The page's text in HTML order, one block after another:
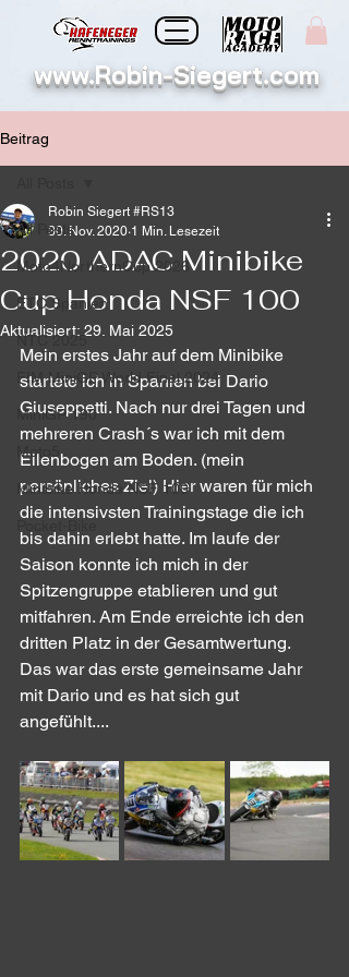
www.Robin-Siegert.com
Beitrag
All Posts
Moto4NorthernCup 2026
ETC Spanien
NTC 2025
FIM MiniGP World Final 2024
MiniGP 190
Moto5
Minibike Honda NSF 100
2020 ADAC Minibike
Cup Honda NSF 100
Robin Siegert #RS13
30. Nov. 2020 1 Min. Lesezeit
Aktualisiert: 29. Mai 2025
Mein erstes Jahr auf dem Minibike
startete ich in Spanien bei Dario
Giuseppetti. Nach nur drei Tagen und
mehreren Crash´s war ich mit dem
Ellenbogen am Boden. (mein
persönliches Ziel) Hier waren für mich
die intensivsten Trainingstage die ich
bis dahin erlebt hatte. Im laufe der
Saison konnte ich mich in der
Spitzengruppe etablieren und gut
mitfahren. Am Ende erreichte ich den
dritten Platz in der Gesamtwertung.
Das war das erste gemeinsame Jahr
mit Dario und es hat sich gut
angefühlt....